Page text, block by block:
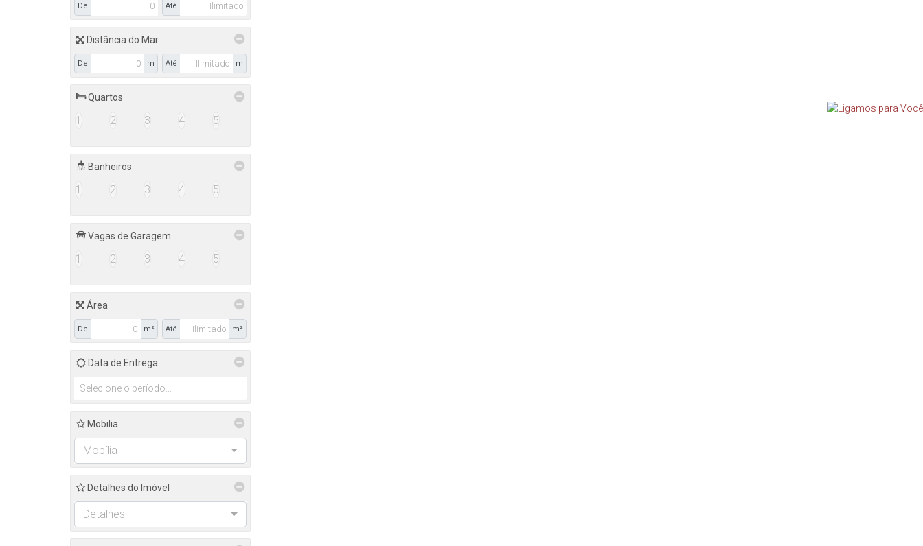
De Até
Distância do Mar
De m Até m
Quartos
1 2 3 4 5
Banheiros
1 2 3 4 5
Vagas de Garagem
1 2 3 4 5
Área
De m² Até m²
Data de Entrega
Mobilia
Mobília
Detalhes do Imóvel
Detalhes